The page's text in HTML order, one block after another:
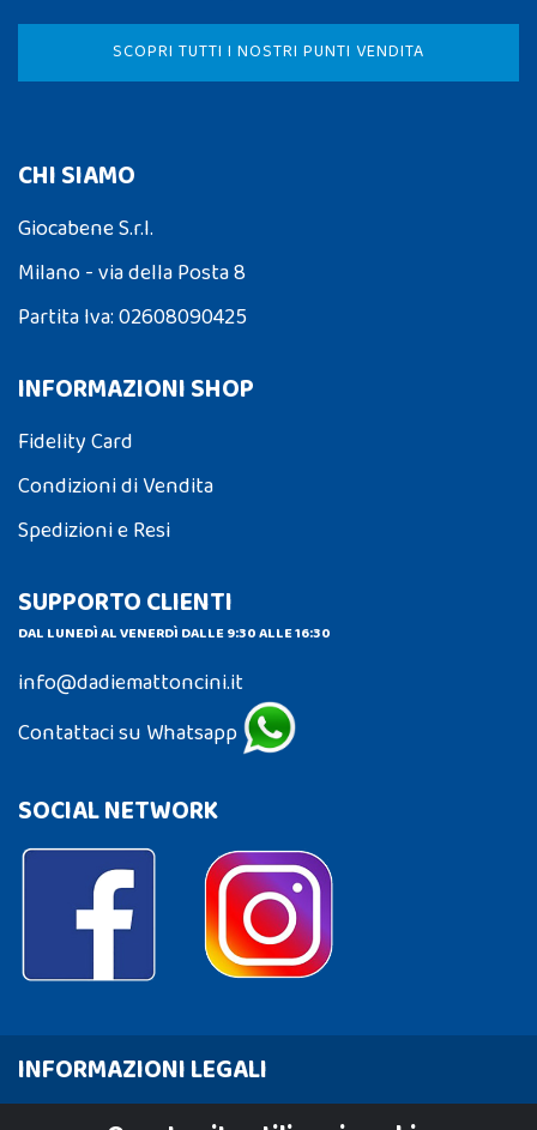
SCOPRI TUTTI I NOSTRI PUNTI VENDITA
CHI SIAMO
Giocabene S.r.l.
Milano - via della Posta 8
Partita Iva: 02608090425
INFORMAZIONI SHOP
Fidelity Card
Condizioni di Vendita
Spedizioni e Resi
SUPPORTO CLIENTI
DAL LUNEDÌ AL VENERDÌ DALLE 9:30 ALLE 16:30
info@dadiemattoncini.it
Contattaci su Whatsapp
SOCIAL NETWORK
INFORMAZIONI LEGALI
Cookie Policy